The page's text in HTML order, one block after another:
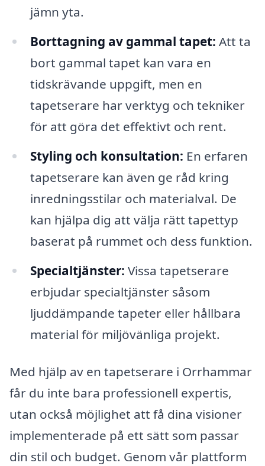
jämn yta.
Borttagning av gammal tapet: Att ta
bort gammal tapet kan vara en
tidskrävande uppgift, men en
tapetserare har verktyg och tekniker
för att göra det effektivt och rent.
Styling och konsultation: En erfaren
tapetserare kan även ge råd kring
inredningsstilar och materialval. De
kan hjälpa dig att välja rätt tapettyp
baserat på rummet och dess funktion.
Specialtjänster: Vissa tapetserare
erbjudar specialtjänster såsom
ljuddämpande tapeter eller hållbara
material för miljövänliga projekt.
Med hjälp av en tapetserare i Orrhammar
får du inte bara professionell expertis,
utan också möjlighet att få dina visioner
implementerade på ett sätt som passar
din stil och budget. Genom vår plattform